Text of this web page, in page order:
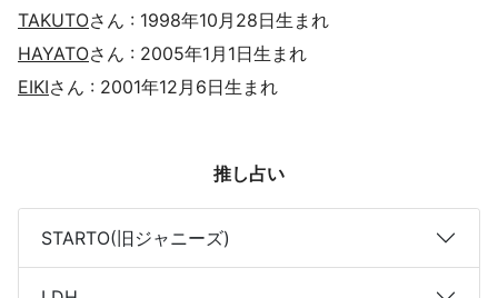
TAKUTOさん : 1998年10月28日生まれ
HAYATOさん : 2005年1月1日生まれ
EIKIさん : 2001年12月6日生まれ
推し占い
STARTO(旧ジャニーズ)